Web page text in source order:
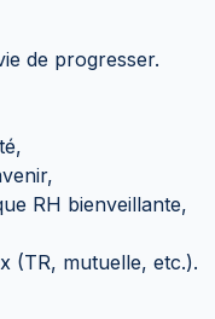
de progresser.
RH bienveillante,
(TR, mutuelle, etc.).